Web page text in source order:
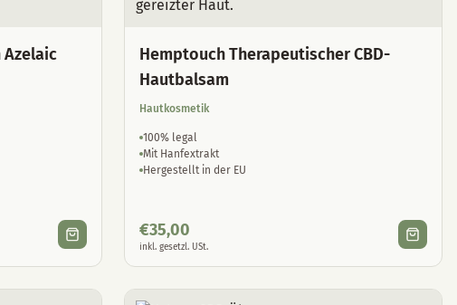
Hemptouch Therapeutischer CBD-
Hautbalsam
Hautkosmetik
100% legal
Mit Hanfextrakt
Hergestellt in der EU
€35,00
inkl. gesetzl. USt.